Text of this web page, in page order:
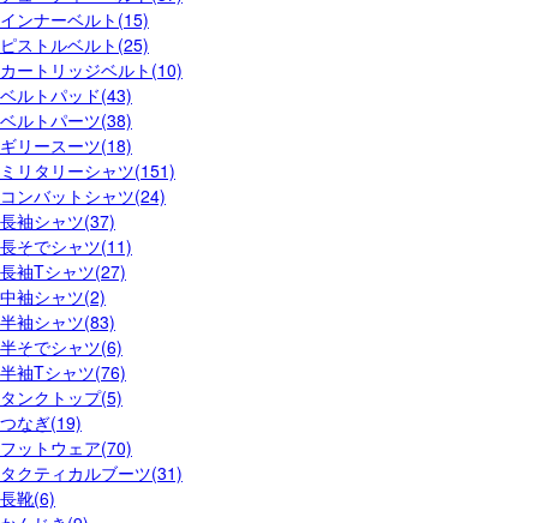
インナーベルト(15)
ピストルベルト(25)
カートリッジベルト(10)
ベルトパッド(43)
ベルトパーツ(38)
ギリースーツ(18)
ミリタリーシャツ(151)
コンバットシャツ(24)
長袖シャツ(37)
長そでシャツ(11)
長袖Tシャツ(27)
中袖シャツ(2)
半袖シャツ(83)
半そでシャツ(6)
半袖Tシャツ(76)
タンクトップ(5)
つなぎ(19)
フットウェア(70)
タクティカルブーツ(31)
長靴(6)